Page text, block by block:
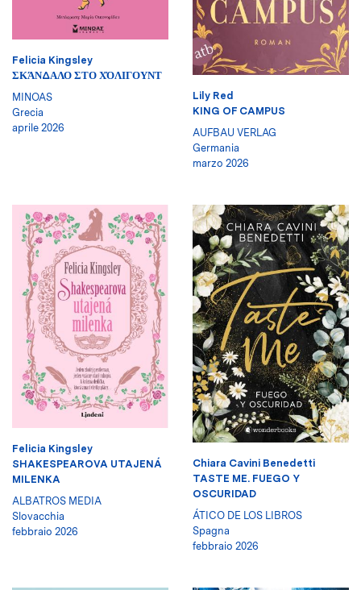
Felicia Kingsley
ΣΚΆΝΔΑΛΟ ΣΤΟ ΧΌΛΙΓΟΥΝΤ
MINOAS
Grecia
aprile 2026
Lily Red
KING OF CAMPUS
AUFBAU VERLAG
Germania
marzo 2026
Felicia Kingsley
SHAKESPEAROVA UTAJENÁ
MILENKA
ALBATROS MEDIA
Slovacchia
febbraio 2026
Chiara Cavini Benedetti
TASTE ME. FUEGO Y
OSCURIDAD
ÁTICO DE LOS LIBROS
Spagna
febbraio 2026